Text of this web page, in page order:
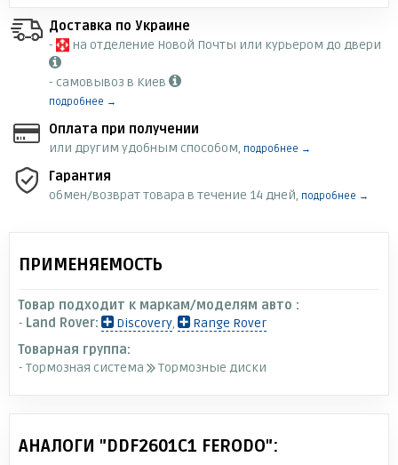
Доставка по Украине
-
на отделение Новой Почты или курьером до двери
- самовывоз в Киев
подробнее →
Оплата при получении
или другим удобным способом, подробнее →
Гарантия
обмен/возврат товара в течение 14 дней, подробнее →
ПРИМЕНЯЕМОСТЬ
Товар подходит к маркам/моделям авто :
- Land Rover: Discovery,
Range Rover
Товарная группа:
- Тормозная система
Тормозные диски
АНАЛОГИ "DDF2601C1 FERODO":